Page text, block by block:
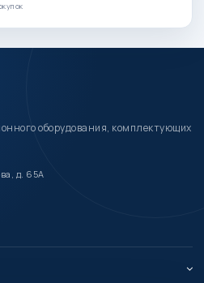
оборудования, комплектующих
д. 65А